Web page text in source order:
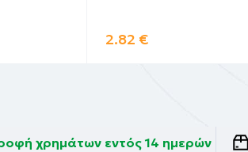
2.82 €
χρημάτων εντός 14 ημερών